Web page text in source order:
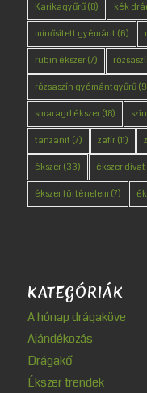
Karikagyűrű(8) kék
minősített gyémánt (6)
rubin ékszer(7)
rózsaszín gyémántgyűrű
smaragd ékszer(18)
tanzanit (7) zafír(11)
ékszer(33) ékszer divat
ékszer történelem (7)
KATEGÓRIÁK
A hónap drágaköve
Ajándékozás
Drágakő
Ékszer trendek